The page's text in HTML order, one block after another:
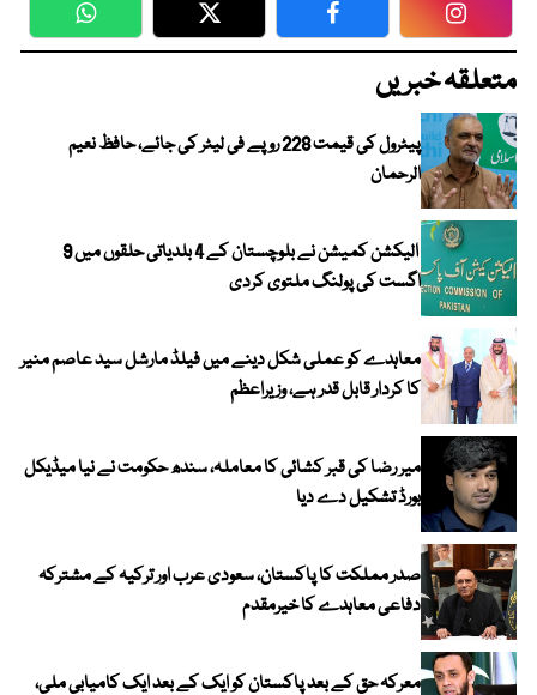
WhatsApp Twitter Facebook
متعلقہ خبریں
پیٹرول کی قیمت 228 روپے فی لیٹر کی جائے، حافظ نعیم
الرحمان
الیکشن کمیشن نے بلوچستان کے 4 بلدیاتی حلقوں میں 9
اگست کی پولنگ ملتوی کردی
معاہدے کو عملی شکل دینے میں فیلڈ مارشل سید عاصم منیر
کا کردار قابل قدر ہے، وزیراعظم
میر رضا کی قبر کشائی کا معاملہ، سندھ حکومت نے نیا میڈیکل
بورڈ تشکیل دے دیا
صدر مملکت کا پاکستان، سعودی عرب اور ترکیہ کے مشترکہ
دفاعی معاہدے کا خیرمقدم
معرکہ حق کے بعد پاکستان کو ایک کے بعد ایک کامیابی ملی،